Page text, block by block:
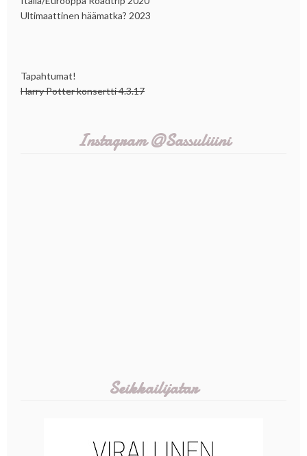
Ultimaattinen häämatka? 2023
Tapahtumat!
Harry Potter konsertti 4.3.17
Instagram @Sassuliiini
Seikkailijatar